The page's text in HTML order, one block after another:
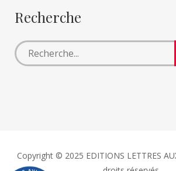
Recherche
Copyright © 2025 EDITIONS LETTRES